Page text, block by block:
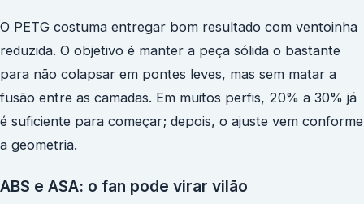
O PETG costuma entregar bom resultado com ventoinha
reduzida. O objetivo é manter a peça sólida o bastante
para não colapsar em pontes leves, mas sem matar a
fusão entre as camadas. Em muitos perfis, 20% a 30% já
é suficiente para começar; depois, o ajuste vem conforme
a geometria.
ABS e ASA: o fan pode virar vilão